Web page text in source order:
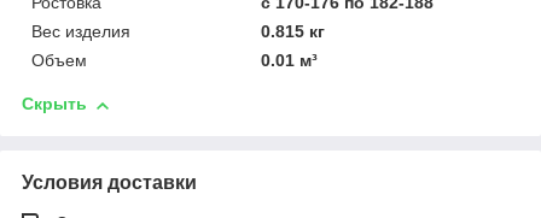
Вес изделия
0.815 кг
Объем
0.01 м³
Скрыть
Условия доставки